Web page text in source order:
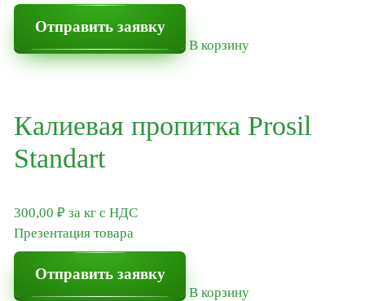
Отправить заявку
В корзину
Калиевая пропитка Prosil
Standart
300,00 ₽ за кг с НДС
Презентация товара
Отправить заявку
В корзину